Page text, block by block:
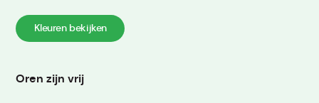
Kleuren bekijken
Oren zijn vrij